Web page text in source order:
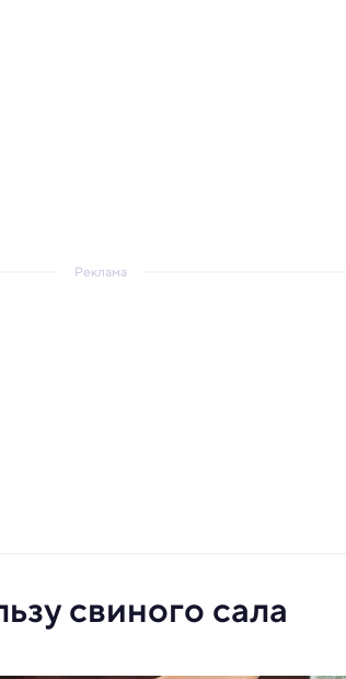
Реклама
свиного сала